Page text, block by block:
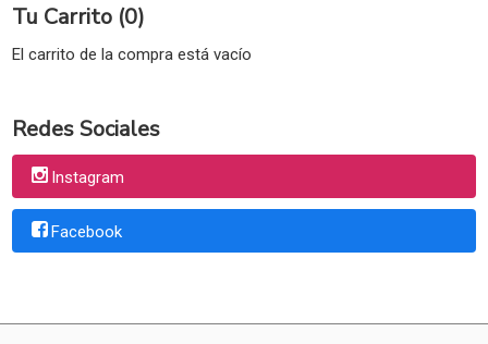
Tu Carrito (0)
El carrito de la compra está vacío
Redes Sociales
Instagram
Facebook